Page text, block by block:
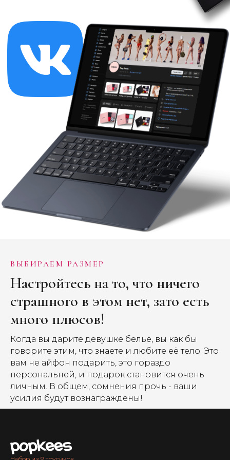
ВЫБИРАЕМ РАЗМЕР
Настройтесь на то, что ничего
страшного в этом нет, зато есть
много плюсов!
Когда вы дарите девушке бельё, вы как бы
говорите этим, что знаете и любите её тело. Это
вам не айфон подарить, это гораздо
персональней, и подарок становится очень
личным. В общем, сомнения прочь - ваши
усилия будут вознаграждены!